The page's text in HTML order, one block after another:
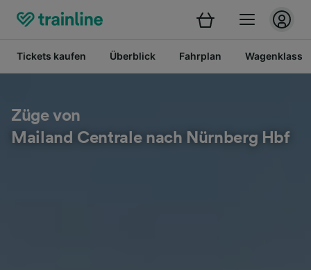
Tickets kaufen Überblick Fahrplan
Züge von
Mailand Centrale nach Nürnberg Hbf